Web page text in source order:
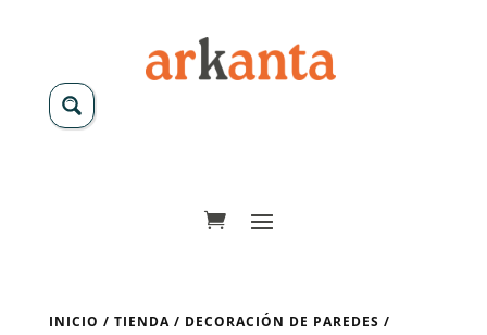
INICIO / TIENDA/ DECORACIÓN DE PAREDES /